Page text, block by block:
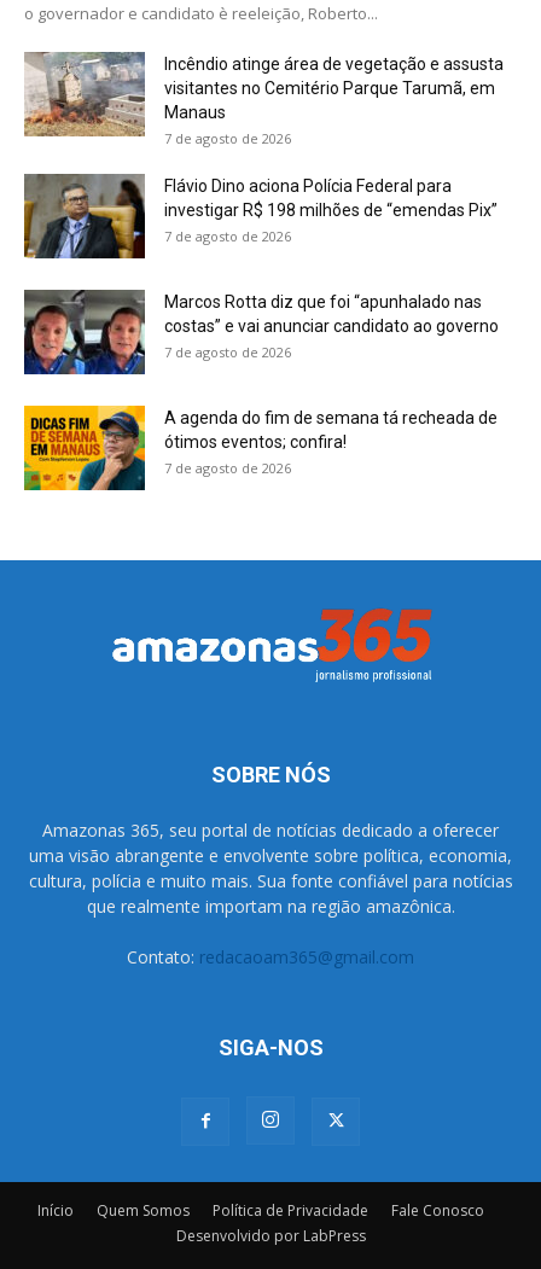
o governador e candidato è reeleição, Roberto...
Incêndio atinge área de vegetação e assusta
visitantes no Cemitério Parque Tarumã, em
Manaus
7 de agosto de 2026
Flávio Dino aciona Polícia Federal para
investigar R$ 198 milhões de “emendas Pix”
7 de agosto de 2026
Marcos Rotta diz que foi “apunhalado nas
costas” e vai anunciar candidato ao governo
7 de agosto de 2026
A agenda do fim de semana tá recheada de
ótimos eventos; confira!
7 de agosto de 2026
SOBRE NÓS
Amazonas 365, seu portal de notícias dedicado a oferecer
uma visão abrangente e envolvente sobre política, economia,
cultura, polícia e muito mais. Sua fonte confiável para notícias
que realmente importam na região amazônica.
Contato: redacaoam365@gmail.com
SIGA-NOS
Início Quem Somos Política de Privacidade
Fale Conosco
Desenvolvido por LabPress